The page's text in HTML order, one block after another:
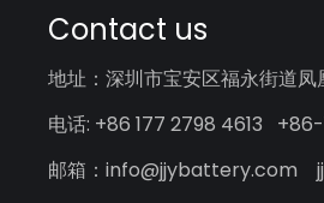
Contact us
地址：深圳市宝安区福永街道
电话: +86 177 2798 4613
邮箱：info@jjybattery.com